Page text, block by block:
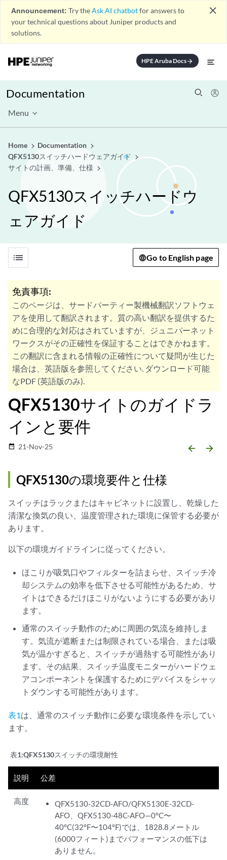
Announcement: Try theAsk AI chatbotfor answers to
your technical questions about Juniper products and
solutions.
close
HPE Aruba Docsarrow_forward
Documentation
Menu
Home
Documentation
QFX5130スイッチハードウェアガイド
サイトの計画、準備、仕様
QFX5130スイッチハードウ
ェアガイド
list Go to English page
免責事項:
このページは、サードパーティー製機械翻訳ソフトウェ
アを使用して翻訳されます。質の高い翻訳を提供するた
めに合理的な対応はされていますが、ジュニパーネット
ワークスがその正確性を保証することはできかねます。
この翻訳に含まれる情報の正確性について疑問が生じた
場合は、英語版を参照してください. ダウンロード可能
なPDF (英語版のみ).
QFX5130サイトのガイドラ
インと要件
date_range 21-Nov-25 arrow_backward arrow_forward
QFX5130の環境要件と仕様
スイッチはラックまたはキャビネットに設置し、乾燥した
清潔な換気の良い、温度管理された環境に保管する必要が
あります。
以下の環境ガイドラインに従ってください。
ほこりが吸気口やフィルターを詰まらせ、スイッチ冷
却システムの効率を低下させる可能性があるため、サ
イトはできるだけほこりがないようにする必要があり
ます。
通常のスイッチ動作のために周囲の気流を維持しま
す。気流が遮断または制限されている場合、または吸
気が温かすぎると、スイッチが過熱する可能性があり
ます。その結果、スイッチ温度モニターがハードウェ
アコンポーネントを保護するためにデバイスをシャッ
トダウンする可能性があります。
表1は、通常のスイッチ動作に必要な環境条件を示してい
ます。
表1:QFX5130スイッチの環境耐性
説明 公差
高度
QFX5130-32CD-AFO/QFX5130E-32CD-
AFO、QFX5130-48C-AFO—0°C〜
40°C(32°F〜104°F)では、1828.8メートル
(6000フィート)までパフォーマンスの低下は
ありません。